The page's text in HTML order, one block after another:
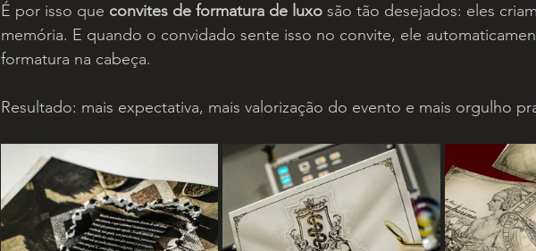
É por isso que convites de formatura de luxo são tão desejados: eles
memória. E quando o convidado sente isso no convite, ele
formatura na cabeça.
Resultado: mais expectativa, mais valorização do evento e mais orgulho